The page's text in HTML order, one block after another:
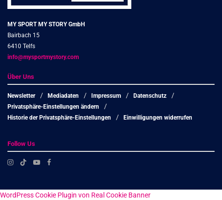
MY SPORT MY STORY GmbH
Bairbach 15
6410 Telfs
info@mysportmystory.com
Über Uns
Newsletter Mediadaten Impressum
Datenschutz
Privatsphäre-Einstellungen ändern
Historie der Privatsphäre-Einstellungen
Einwilligungen widerrufen
Follow Us
WordPress Cookie Plugin von Real Cookie Banner